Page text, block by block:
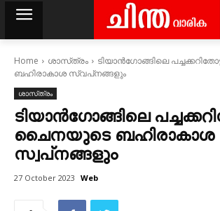
Home ശാസ്‌ത്രം
ടിയാൻഗോങ്ങിലെ
ബഹിരാകാശ സ്വപ്‌നങ്ങളും
ശാസ്‌ത്രം
ടിയാൻഗോങ്ങിലെ
ചൈനയുടെ ബഹിരാകാശ
സ്വപ്‌നങ്ങളും
27 October 2023 Web